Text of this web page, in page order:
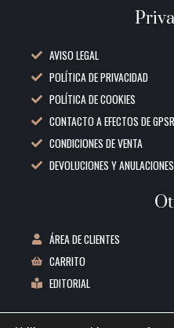
AVISO LEGAL
POLÍTICA DE PRIVACIDAD
POLÍTICA DE COOKIES
CONTACTO A EFECTOS DE GPSR
CONDICIONES DE VENTA
DEVOLUCIONES Y ANULACIONES
ÁREA DE CLIENTES
CARRITO
EDITORIAL
Datos